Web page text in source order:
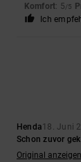
Komfort: 5/5
Ich
Henda18. Juni
Schon zuvor
Original